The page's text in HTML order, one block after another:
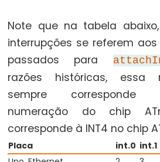
(greater
or
equal
to)
String
<
(less
than)
Note que na tabela
interrupções se referem
passados para
razões históricas, essa
sempre corresponde
numeração do chip
corresponde à INT4 no chip
Placa int.0 int.1